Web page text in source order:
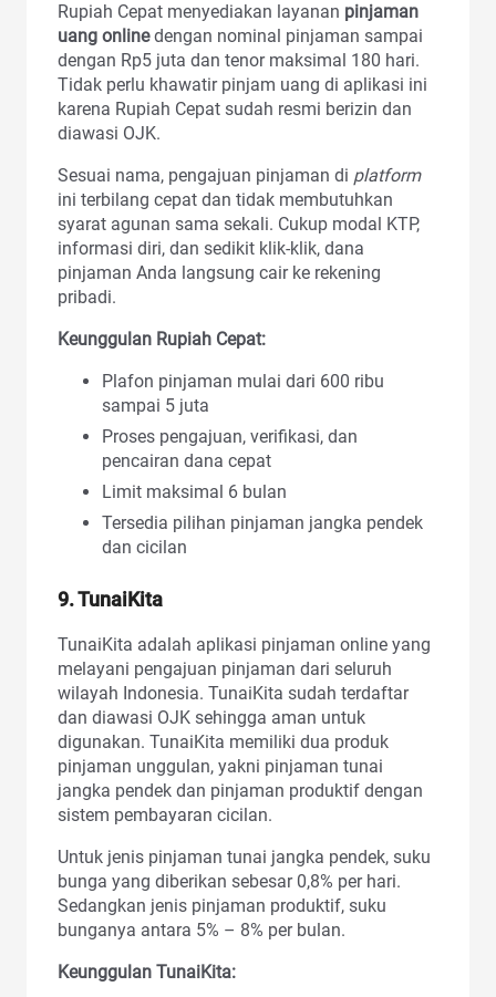
Rupiah Cepat menyediakan layanan pinjaman
uang onlinedengan nominal pinjaman sampai
dengan Rp5 juta dan tenor maksimal 180 hari.
Tidak perlu khawatir pinjam uang di aplikasi ini
karena Rupiah Cepat sudah resmi berizin dan
diawasi OJK.
Sesuai nama, pengajuan pinjaman di platform
ini terbilang cepat dan tidak membutuhkan
syarat agunan sama sekali. Cukup modal KTP,
informasi diri, dan sedikit klik-klik, dana
pinjaman Anda langsung cair ke rekening
pribadi.
Keunggulan Rupiah Cepat:
Plafon pinjaman mulai dari 600 ribu
sampai 5 juta
Proses pengajuan, verifikasi, dan
pencairan dana cepat
Limit maksimal 6 bulan
Tersedia pilihan pinjaman jangka pendek
dan cicilan
9. TunaiKita
TunaiKita adalah aplikasi pinjaman online yang
melayani pengajuan pinjaman dari seluruh
wilayah Indonesia. TunaiKita sudah terdaftar
dan diawasi OJK sehingga aman untuk
digunakan. TunaiKita memiliki dua produk
pinjaman unggulan, yakni pinjaman tunai
jangka pendek dan pinjaman produktif dengan
sistem pembayaran cicilan.
Untuk jenis pinjaman tunai jangka pendek, suku
bunga yang diberikan sebesar 0,8% per hari.
Sedangkan jenis pinjaman produktif, suku
bunganya antara 5% – 8% per bulan.
Keunggulan TunaiKita: